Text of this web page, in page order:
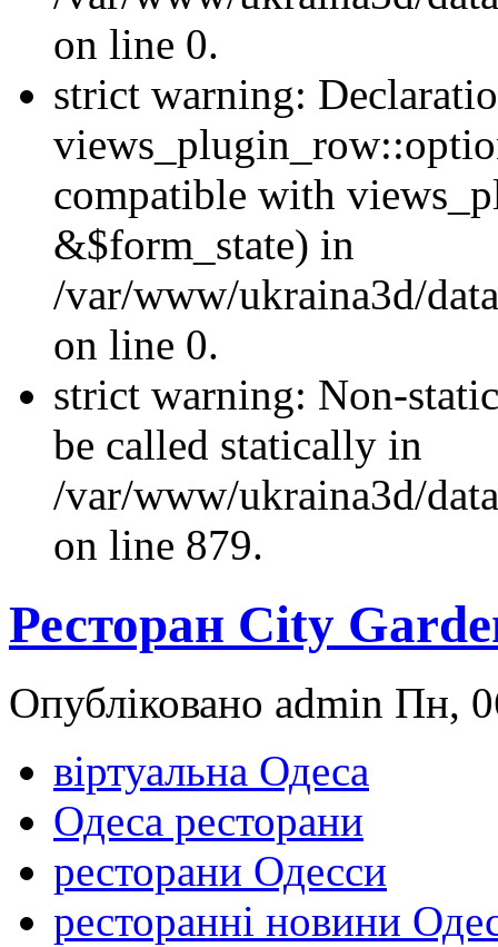
on line 0.
strict warning:
compatible with
&$form_state) in
/var/www/ukraina3d/
on line 0.
strict warning: Non-
be called statically in
/var/www/ukraina3d/
on line 879.
Ресторан City
Опубліковано admin Пн,
віртуальна Одеса
Одеса ресторани
ресторани Одесси
ресторанні новини